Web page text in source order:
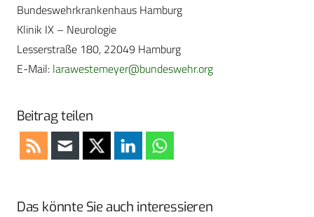
Bundeswehrkrankenhaus Hamburg
Klinik IX – Neurologie
Lesserstraße 180, 22049 Hamburg
E-Mail: larawestemeyer@bundeswehr.org
Beitrag teilen
Das könnte Sie auch interessieren